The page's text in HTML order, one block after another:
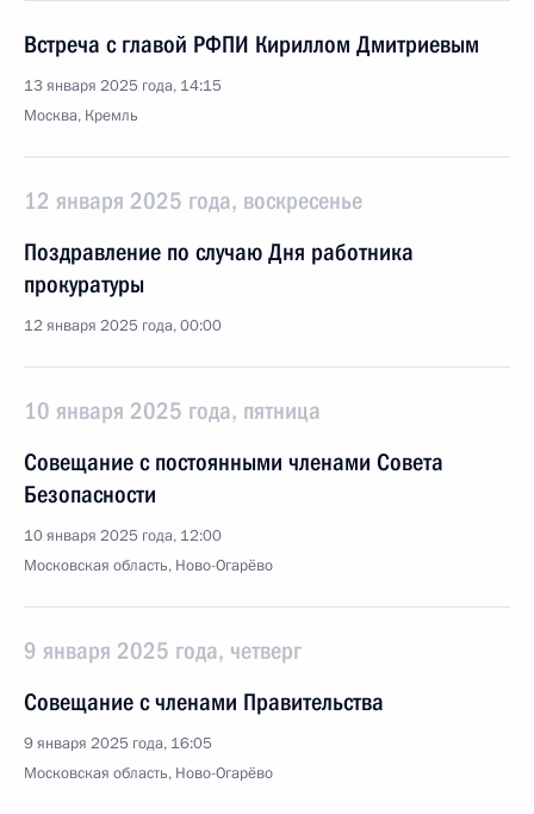
Встреча с главой РФПИ Кириллом Дмитриевым
13 января 2025 года, 14:15
Москва, Кремль
12 января 2025 года, воскресенье
Поздравление по случаю Дня работника
прокуратуры
12 января 2025 года, 00:00
10 января 2025 года, пятница
Совещание с постоянными членами Совета
Безопасности
10 января 2025 года, 12:00
Московская область, Ново-Огарёво
9 января 2025 года, четверг
Совещание с членами Правительства
9 января 2025 года, 16:05
Московская область, Ново-Огарёво